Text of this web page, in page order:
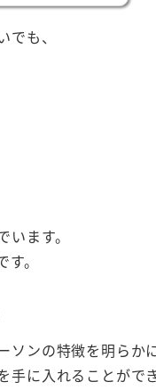
も、
ます。
。
ンの特徴を明らかに
に入れることができ